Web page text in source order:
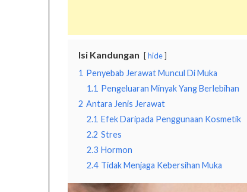
Isi Kandungan hide
1 Penyebab Jerawat Muncul Di Muka
1.1 Pengeluaran Minyak Yang Berlebihan
2 Antara Jenis Jerawat
2.1 Efek Daripada Penggunaan Kosmetik
2.2 Stres
2.3 Hormon
2.4 Tidak Menjaga Kebersihan Muka